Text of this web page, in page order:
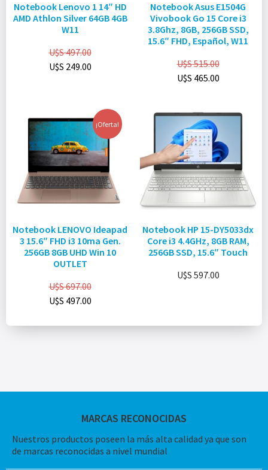
Notebook Lenovo 1 14″ HD
AMD Athlon Silver 64GB 4GB
W11
U$S497.00
U$S 249.00
Notebook Asus E1504G
Vivobook Go 15 Core i3
3.8Ghz, 8GB, 256GB SSD,
15.6″ FHD, Español, W11
U$S515.00
U$S 465.00
¡Oferta!
Notebook LENOVO Ideapad
3 15.6″ FHD i3 10ma Gen.
256GB 8GB UHD Win 10
OUTLET
U$S697.00
U$S 497.00
Notebook HP 15-DY5033dx
Core i3 4.4GHz, 8GB RAM,
256GB SSD, 15.6″ Touch
U$S 597.00
MARCAS RECONOCIDAS
Nuestros productos poseen la más alta calidad ya que son
de marcas reconocidas a nivel mundial